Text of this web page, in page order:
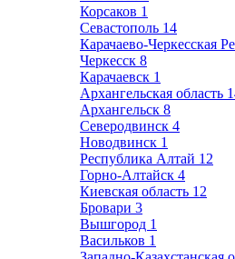
Корсаков 1
Севастополь 14
Карачаево-Черкесская
Черкесск 8
Карачаевск 1
Архангельская область
Архангельск 8
Северодвинск 4
Новодвинск 1
Республика Алтай 12
Горно-Алтайск 4
Киевская область 12
Бровари 3
Вышгород 1
Васильков 1